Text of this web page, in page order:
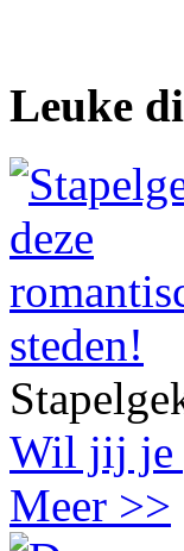
Leuke
Wil jij je
Meer >>